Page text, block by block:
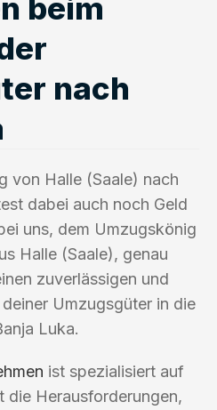
beim
nach
von Halle (Saale) nach
dabei auch noch Geld
uns, dem Umzugskönig
Halle (Saale), genau
zuverlässigen und
Umzugsgüter in die
Luka.
ist spezialisiert auf
die Herausforderungen,